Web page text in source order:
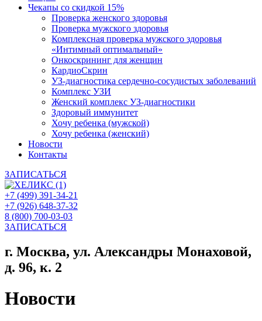
Чекапы со скидкой 15%
Проверка женского здоровья
Проверка мужского здоровья
Комплексная проверка мужского здоровья
«Интимный оптимальный»
Онкоcкрининг для женщин
КардиоСкрин
УЗ-диагностика сердечно-сосудистых заболеваний
Комплекс УЗИ
Женский комплекс УЗ-диагностики
Здоровый иммунитет
Хочу ребенка (мужской)
Хочу ребенка (женский)
Новости
Контакты
ЗАПИСАТЬСЯ
+7 (499) 391-34-21
+7 (926) 648-37-32
8 (800) 700-03-03
ЗАПИСАТЬСЯ
г. Москва, ул. Александры Монаховой,
д. 96, к. 2
Новости